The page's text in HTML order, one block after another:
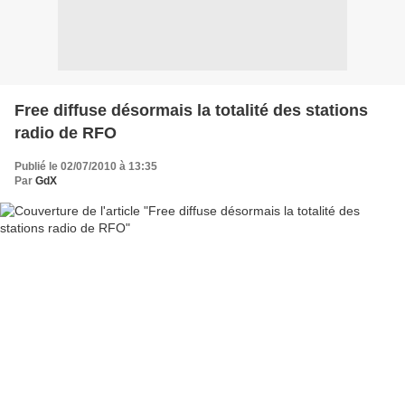
Free diffuse désormais la totalité des stations
radio de RFO
Publié le 02/07/2010 à 13:35
Par GdX